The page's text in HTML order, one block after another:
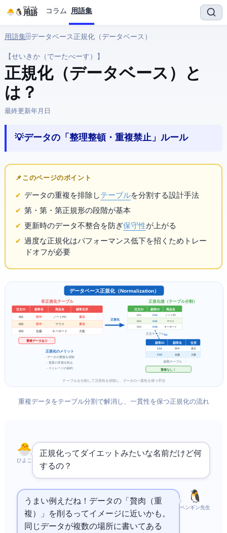
IT用語
ひよぺん コラム 用語集
用語集› 🗄️ データベース › 正規化（データベース）
【せいきか（でーたべーす）】
正規化（データベース） と
は？
最終更新:2026年3月27日
💡 データの「整理整頓・重複禁止」ルール
📌 このページのポイント
データの重複を排除しテーブルを分割する設計手法
第1・第2・第3正規形の3段階が基本
更新時のデータ不整合を防ぎ保守性が上がる
過度な正規化はパフォーマンス低下を招くためトレー
ドオフが必要
データベース正規化（Normalization）
非正規化テーブル
注文ID 顧客名 商品名 顧客住所
001 田中 ノートPC 東京
002 田中 マウス 東京
003 佐藤 キーボード 大阪
重複データあり
正規化
正規化後（テーブル分割）
注文ID 顧客ID 商品名
001 C01 ノートPC
002 C01 マウス
003 C02 キーボード
注文テーブル
顧客ID 顧客名 住所
C01 田中 東京
C02 佐藤 大阪
顧客テーブル
FK
重複なし！
正規化のメリット
- データの重複を排除
- 更新の矛盾を防止
- ストレージの節約
テーブルを分割して冗長性を排除し、データの一貫性を保つ手法
重複データをテーブル分割で解消し、一貫性を保つ正規化の流れ
ひよこ
正規化ってダイエットみたいな名前だけど何
するの？
ペンギン先生
うまい例えだね！データの「贅肉（重
複）」を削るってイメージに近いかも。
同じデータが複数の場所に書いてある